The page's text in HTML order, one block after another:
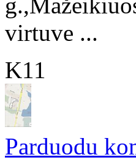
virtuve ...
K11
Parduodu